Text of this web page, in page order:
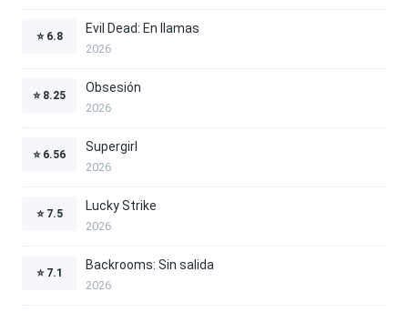
⭐ 6.8
Evil Dead: En llamas
2026
⭐ 8.25
Obsesión
2026
⭐ 6.56
Supergirl
2026
⭐ 7.5
Lucky Strike
2026
⭐ 7.1
Backrooms: Sin salida
2026